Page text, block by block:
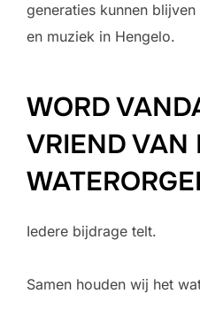
generaties kunnen
en muziek in Hengelo.
WORD
VRIEND VAN
Iedere bijdrage telt.
Samen houden wij het